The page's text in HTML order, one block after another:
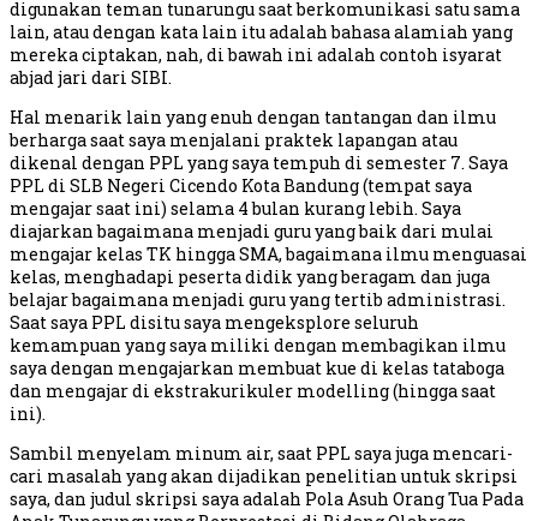
digunakan teman tunarungu saat berkomunikasi satu sama
lain, atau dengan kata lain itu adalah bahasa alamiah yang
mereka ciptakan, nah, di bawah ini adalah contoh isyarat
abjad jari dari SIBI.
Hal menarik lain yang enuh dengan tantangan dan ilmu
berharga saat saya menjalani praktek lapangan atau
dikenal dengan PPL yang saya tempuh di semester 7. Saya
PPL di SLB Negeri Cicendo Kota Bandung (tempat saya
mengajar saat ini) selama 4 bulan kurang lebih. Saya
diajarkan bagaimana menjadi guru yang baik dari mulai
mengajar kelas TK hingga SMA, bagaimana ilmu menguasai
kelas, menghadapi peserta didik yang beragam dan juga
belajar bagaimana menjadi guru yang tertib administrasi.
Saat saya PPL disitu saya mengeksplore seluruh
kemampuan yang saya miliki dengan membagikan ilmu
saya dengan mengajarkan membuat kue di kelas tataboga
dan mengajar di ekstrakurikuler modelling (hingga saat
ini).
Sambil menyelam minum air, saat PPL saya juga mencari-
cari masalah yang akan dijadikan penelitian untuk skripsi
saya, dan judul skripsi saya adalah Pola Asuh Orang Tua Pada